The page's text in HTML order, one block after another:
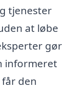
tjenester
at løbe
gør
informeret
den